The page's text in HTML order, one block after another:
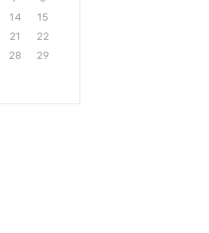
14
15
21
22
28
29